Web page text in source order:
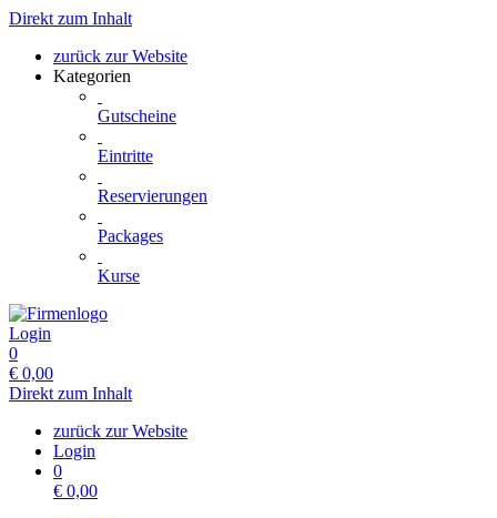
Direkt zum Inhalt
zurück zur Website
Kategorien
Gutscheine
Eintritte
Reservierungen
Packages
Kurse
Login
0
€ 0,00
Direkt zum Inhalt
zurück zur Website
Login
0
€ 0,00